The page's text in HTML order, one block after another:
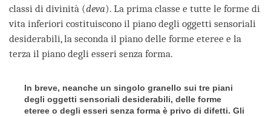
classi di divinità (deva). La prima classe e tutte le forme di
vita inferiori costituiscono il piano degli oggetti sensoriali
desiderabili, la seconda il piano delle forme eteree e la
terza il piano degli esseri senza forma.
In breve, neanche un singolo granello sui tre piani
degli oggetti sensoriali desiderabili, delle forme
eteree o degli esseri senza forma è privo di difetti. Gli